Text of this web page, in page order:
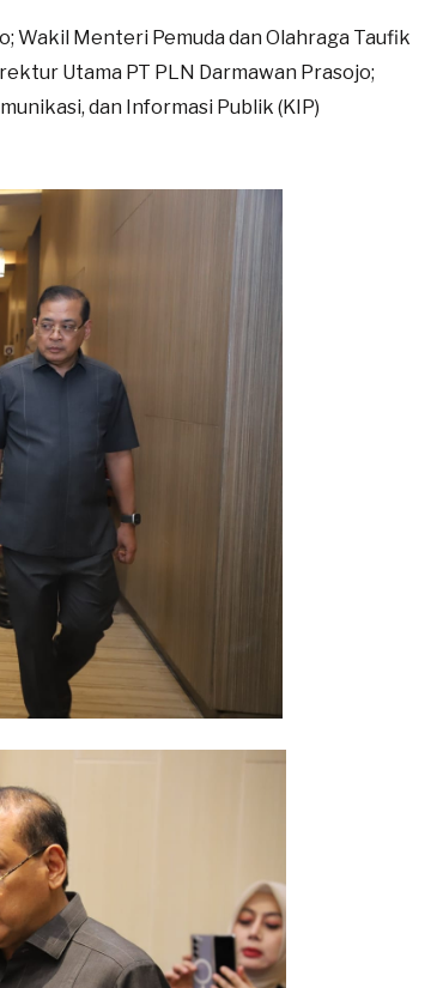
Wakil Menteri Pemuda dan Olahraga Taufik
Utama PT PLN ⁠Darmawan Prasojo;
dan Informasi Publik (KIP)